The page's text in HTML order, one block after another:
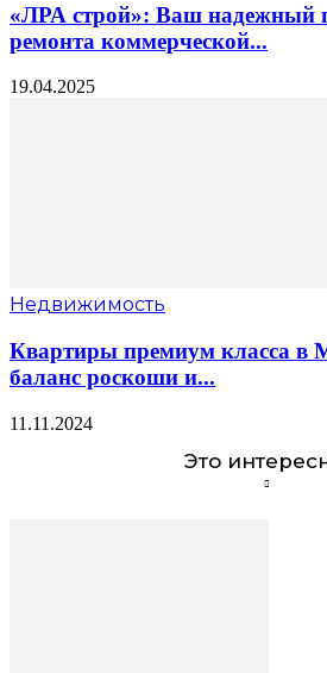
«ЛРА строй»: Ваш надежный
ремонта коммерческой...
19.04.2025
Недвижимость
Квартиры премиум класса в
баланс роскоши и...
11.11.2024
Это